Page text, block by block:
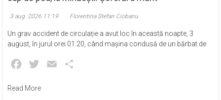
3 aug. 2026 11:19 Florentina Ștefan Ciobanu
Un grav accident de circulație a avut loc în această noapte, 3
august, în jurul orei 01.20, când mașina condusă de un bărbat de
Facebook
Twitter Email
Read More